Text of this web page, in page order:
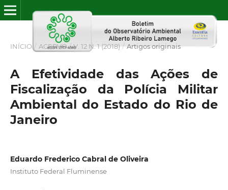
INÍCIO / ACERVO / V. 12 N. 1 (2018) / Artigos originais
A Efetividade das Ações de
Fiscalização da Polícia Militar
Ambiental do Estado do Rio de
Janeiro
Eduardo Frederico Cabral de Oliveira
Instituto Federal Fluminense